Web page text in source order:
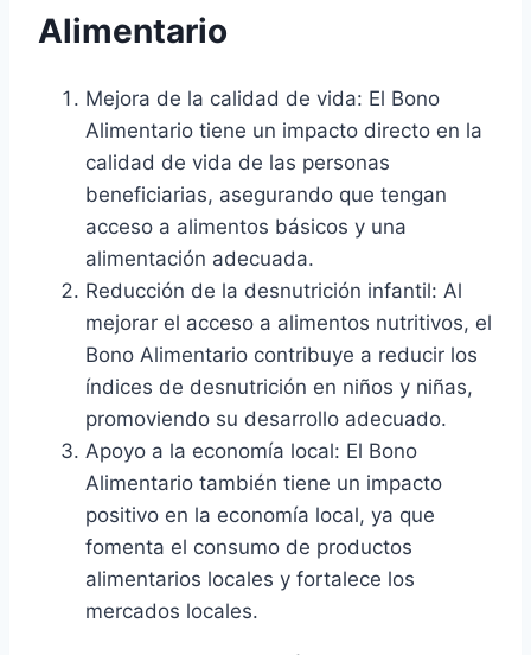
Alimentario
Mejora de la calidad de vida: El Bono
Alimentario tiene un impacto directo en la
calidad de vida de las personas
beneficiarias, asegurando que tengan
acceso a alimentos básicos y una
alimentación adecuada.
Reducción de la desnutrición infantil: Al
mejorar el acceso a alimentos nutritivos, el
Bono Alimentario contribuye a reducir los
índices de desnutrición en niños y niñas,
promoviendo su desarrollo adecuado.
Apoyo a la economía local: El Bono
Alimentario también tiene un impacto
positivo en la economía local, ya que
fomenta el consumo de productos
alimentarios locales y fortalece los
mercados locales.